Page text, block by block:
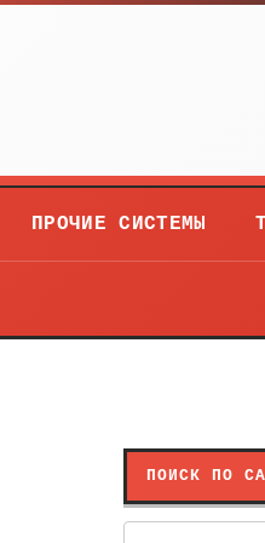
ПРОЧИЕ СИСТЕМЫ
ПОИСК ПО